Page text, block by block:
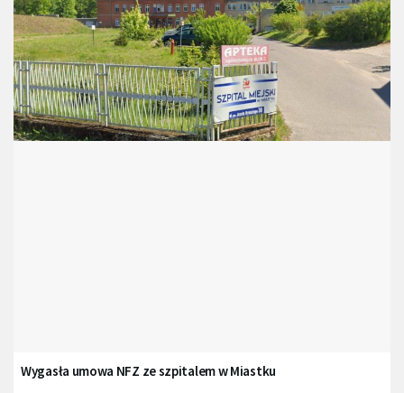
Wygasła umowa NFZ ze szpitalem w Miastku